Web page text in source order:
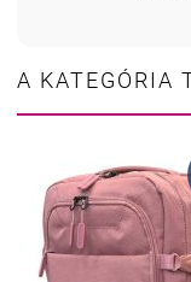
A KATEGÓRIA